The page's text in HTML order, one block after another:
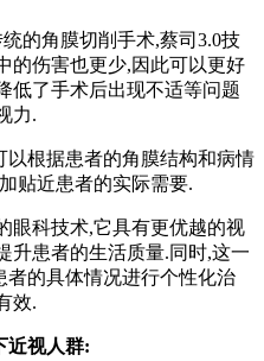
的角膜切削手术,蔡司3.0技
的伤害也更少,因此可以更好
低了手术后出现不适等问题
力.
以根据患者的角膜结构和病情
贴近患者的实际需要.
眼科技术,它具有更优越的视
升患者的生活质量.同时,这一
的具体情况进行个性化治
效.
近视人群: